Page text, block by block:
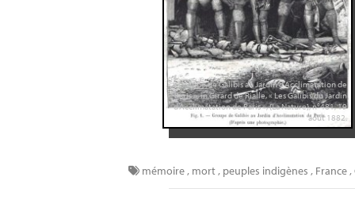
«Groupe de Galibis au Jardin d’Acclimatation de
Paris», in Girard de Rialle, «Les Galibis du Jardin
d’Acclimatation de Paris», {La Nature}, n°481, 19
aout 1882.
mémoire, mort, peuples indigènes , France,